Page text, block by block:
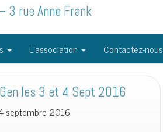
3 rue Anne Frank
L’association Contactez-nous
les 3 et 4 Sept 2016
septembre 2016